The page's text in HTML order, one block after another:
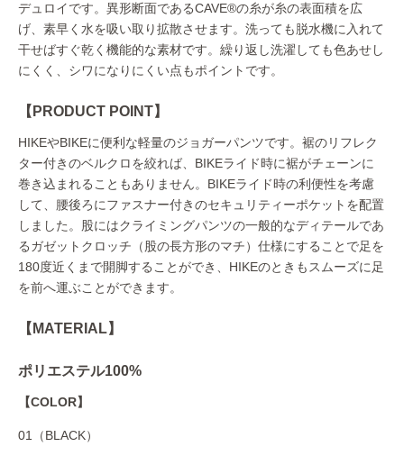
デュロイです。異形断面であるCAVE®の糸が糸の表面積を広
げ、素早く水を吸い取り拡散させます。洗っても脱水機に入れて
干せばすぐ乾く機能的な素材です。繰り返し洗濯しても色あせし
にくく、シワになりにくい点もポイントです。
【PRODUCT POINT】
HIKEやBIKEに便利な軽量のジョガーパンツです。裾のリフレク
ター付きのベルクロを絞れば、BIKEライド時に裾がチェーンに
巻き込まれることもありません。BIKEライド時の利便性を考慮
して、腰後ろにファスナー付きのセキュリティーポケットを配置
しました。股にはクライミングパンツの一般的なディテールであ
るガゼットクロッチ（股の長方形のマチ）仕様にすることで足を
180度近くまで開脚することができ、HIKEのときもスムーズに足
を前へ運ぶことができます。
【MATERIAL】
ポリエステル100%
【COLOR】
01（BLACK）